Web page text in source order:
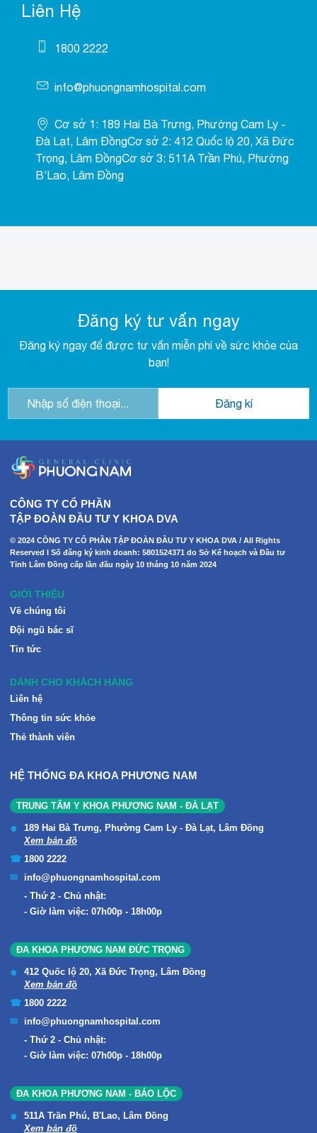
Liên Hệ
1800 2222
info@phuongnamhospital.com
Cơ sở 1: 189 Hai Bà Trưng, Phường Cam Ly -
Đà Lạt, Lâm ĐồngCơ sở 2: 412 Quốc lộ 20, Xã Đức
Trọng, Lâm ĐồngCơ sở 3: 511A Trần Phú, Phường
B’Lao, Lâm Đồng
Đăng ký tư vấn ngay
Đăng ký ngay để được tư vấn miễn phí về sức khỏe của
bạn!
CÔNG TY CỔ PHẦN
TẬP ĐOÀN ĐẦU TƯ Y KHOA DVA
© 2024 CÔNG TY CỔ PHẦN TẬP ĐOÀN ĐẦU TƯ Y KHOA DVA / All Rights
Reserved I Số đăng ký kinh doanh: 5801524371 do Sở Kế hoạch và Đầu tư
Tỉnh Lâm Đồng cấp lần đầu ngày 10 tháng 10 năm 2024
GIỚI THIỆU
Về chúng tôi
Đội ngũ bác sĩ
Tin tức
DÀNH CHO KHÁCH HÀNG
Liên hệ
Thông tin sức khỏe
Thẻ thành viên
HỆ THỐNG ĐA KHOA PHƯƠNG NAM
TRUNG TÂM Y KHOA PHƯƠNG NAM - ĐÀ LẠT
189 Hai Bà Trưng, Phường Cam Ly - Đà Lạt, Lâm Đồng
Xem bản đồ
1800 2222
info@phuongnamhospital.com
Thứ 2 - Chủ nhật:
Giờ làm việc: 07h00p - 18h00p
ĐA KHOA PHƯƠNG NAM ĐỨC TRỌNG
412 Quốc lộ 20, Xã Đức Trọng, Lâm Đồng
Xem bản đồ
1800 2222
info@phuongnamhospital.com
Thứ 2 - Chủ nhật:
Giờ làm việc: 07h00p - 18h00p
ĐA KHOA PHƯƠNG NAM - BẢO LỘC
511A Trần Phú, B'Lao, Lâm Đồng
Xem bản đồ